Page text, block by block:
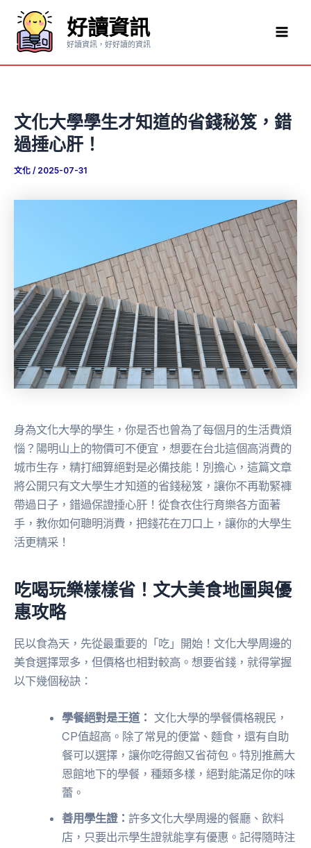
要
好讀資訊
好讀資訊，好好讀的資訊
文化大學學生才知道的省錢秘笈，錯
過捶心肝！
文化 / 2025-07-31
身為文化大學的學生，你是否也曾為了每個月的生活費煩
惱？陽明山上的物價可不便宜，想要在台北這個高消費的
城市生存，精打細算絕對是必備技能！別擔心，這篇文章
將公開只有文大學生才知道的省錢秘笈，讓你不再勒緊褲
帶過日子，錯過保證捶心肝！從食衣住行育樂各方面著
手，教你如何聰明消費，把錢花在刀口上，讓你的大學生
活更精采！
吃喝玩樂樣樣省！文大美食地圖與優
惠攻略
民以食為天，先從最重要的「吃」開始！文化大學周邊的
美食選擇眾多，但價格也相對較高。想要省錢，就得掌握
以下幾個秘訣：
學餐絕對是王道： 文化大學的學餐價格親民，
CP值超高。除了常見的便當、麵食，還有自助
餐可以選擇，讓你吃得飽又省荷包。特別推薦大
恩館地下的學餐，種類多樣，絕對能滿足你的味
蕾。
善用學生證：許多文化大學周邊的餐廳、飲料
店，只要出示學生證就能享有優惠。記得隨時注